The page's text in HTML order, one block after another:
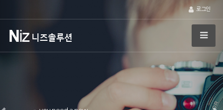
로그인